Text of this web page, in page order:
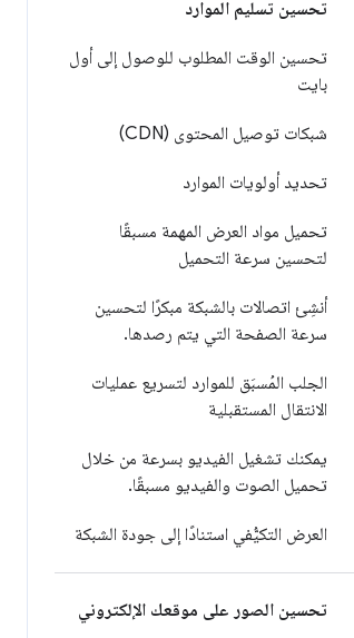
تحسين تسليم الموارد
تحسين الوقت المطلوب للوصول إلى أول
بايت
شبكات توصيل المحتوى (CDN)
تحديد أولويات الموارد
تحميل مواد العرض المهمة مسبقًا
لتحسين سرعة التحميل
أنشِئ اتصالات بالشبكة مبكرًا لتحسين
سرعة الصفحة التي يتم رصدها.
الجلب المُسبَق للموارد لتسريع عمليات
الانتقال المستقبلية
يمكنك تشغيل الفيديو بسرعة من خلال
تحميل الصوت والفيديو مسبقًا.
العرض التكيُّفي استنادًا إلى جودة الشبكة
تحسين الصور على موقعك الإلكتروني